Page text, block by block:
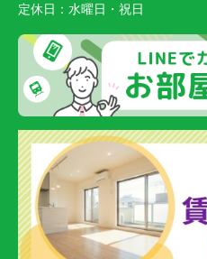
定休日： 水曜日・祝日